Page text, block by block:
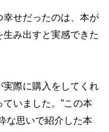
幸せだったのは、本が
み出すと実感できた
実際に購入をしてくれ
いました。”この本
な思いで紹介した本